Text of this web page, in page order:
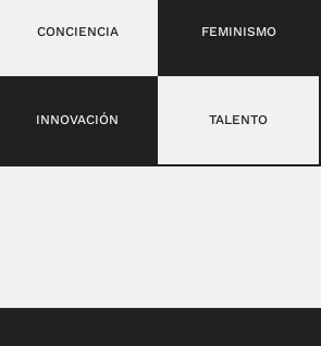
CONCIENCIA FEMINISMO
INNOVACIÓN TALENTO